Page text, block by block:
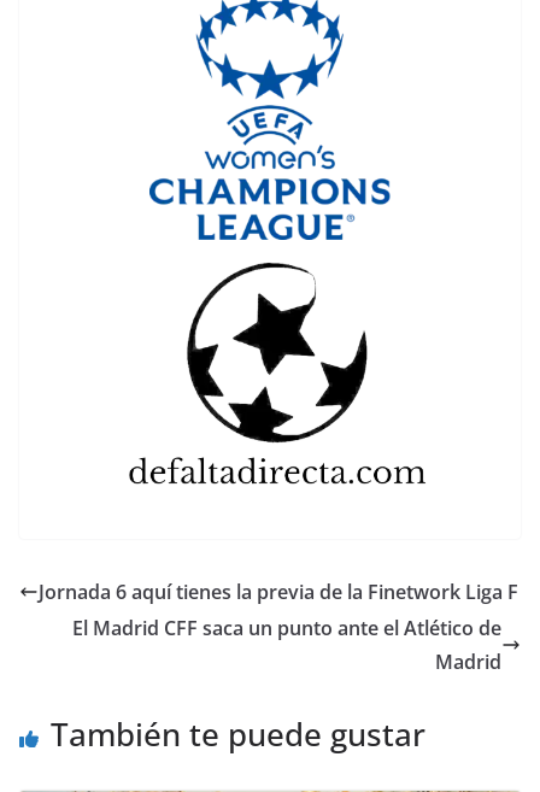
Jornada 6 aquí tienes la previa de la Finetwork Liga F
El Madrid CFF saca un punto ante el Atlético de
Madrid
También te puede gustar